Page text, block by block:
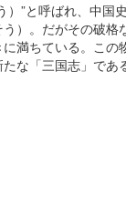
）”と呼ばれ、中国
）。だがその破格
満ちている。この
な「三国志」であ